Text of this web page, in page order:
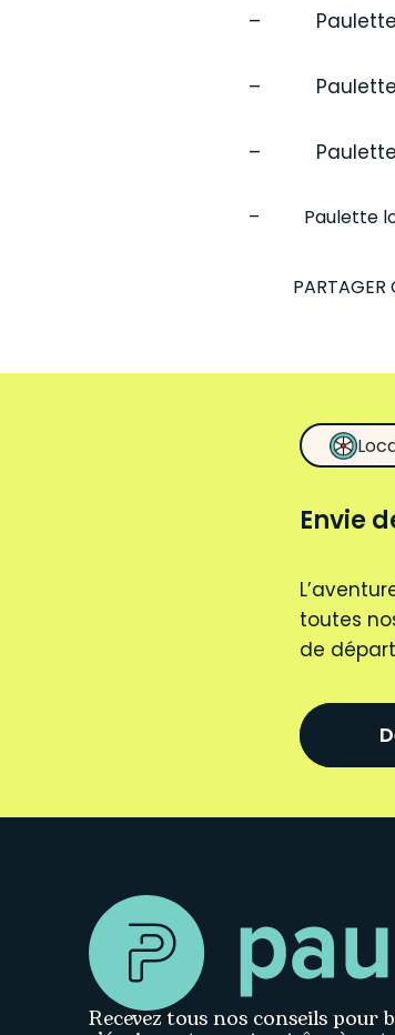
– Paulette
– Paulette
– Paulette
– Paulette
PARTAGER
Envie
toutes
de
Recevez tous nos conseils pour